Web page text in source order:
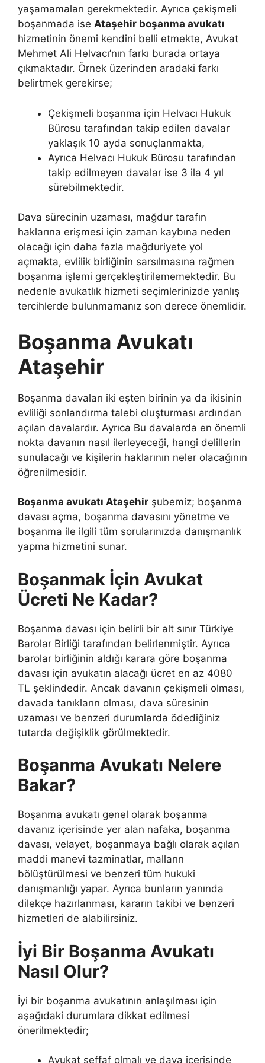
yaşamamaları gerekmektedir. Ayrıca çekişmeli
boşanmada ise Ataşehir boşanma avukatı
hizmetinin önemi kendini belli etmekte, Avukat
Mehmet Ali Helvacı’nın farkı burada ortaya
çıkmaktadır. Örnek üzerinden aradaki farkı
belirtmek gerekirse;
Çekişmeli boşanma için Helvacı Hukuk
Bürosu tarafından takip edilen davalar
yaklaşık 10 ayda sonuçlanmakta,
Ayrıca Helvacı Hukuk Bürosu tarafından
takip edilmeyen davalar ise 3 ila 4 yıl
sürebilmektedir.
Dava sürecinin uzaması, mağdur tarafın
haklarına erişmesi için zaman kaybına neden
olacağı için daha fazla mağduriyete yol
açmakta, evlilik birliğinin sarsılmasına rağmen
boşanma işlemi gerçekleştirilememektedir. Bu
nedenle avukatlık hizmeti seçimlerinizde yanlış
tercihlerde bulunmamanız son derece önemlidir.
Boşanma Avukatı
Ataşehir
Boşanma davaları iki eşten birinin ya da ikisinin
evliliği sonlandırma talebi oluşturması ardından
açılan davalardır. Ayrıca Bu davalarda en önemli
nokta davanın nasıl ilerleyeceği, hangi delillerin
sunulacağı ve kişilerin haklarının neler olacağının
öğrenilmesidir.
Boşanma avukatı Ataşehir şubemiz; boşanma
davası açma, boşanma davasını yönetme ve
boşanma ile ilgili tüm sorularınızda danışmanlık
yapma hizmetini sunar.
Boşanmak İçin Avukat
Ücreti Ne Kadar?
Boşanma davası için belirli bir alt sınır Türkiye
Barolar Birliği tarafından belirlenmiştir. Ayrıca
barolar birliğinin aldığı karara göre boşanma
davası için avukatın alacağı ücret en az 4080
TL şeklindedir. Ancak davanın çekişmeli olması,
davada tanıkların olması, dava süresinin
uzaması ve benzeri durumlarda ödediğiniz
tutarda değişiklik görülmektedir.
Boşanma Avukatı Nelere
Bakar?
Boşanma avukatı genel olarak boşanma
davanız içerisinde yer alan nafaka, boşanma
davası, velayet, boşanmaya bağlı olarak açılan
maddi manevi tazminatlar, malların
bölüştürülmesi ve benzeri tüm hukuki
danışmanlığı yapar. Ayrıca bunların yanında
dilekçe hazırlanması, kararın takibi ve benzeri
hizmetleri de alabilirsiniz.
İyi Bir Boşanma Avukatı
Nasıl Olur?
İyi bir boşanma avukatının anlaşılması için
aşağıdaki durumlara dikkat edilmesi
önerilmektedir;
Avukat şeffaf olmalı ve dava içerisinde